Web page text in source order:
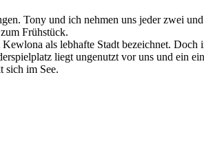
Tony und ich nehmen uns jeder zwei
Frühstück.
als lebhafte Stadt bezeichnet.
liegt ungenutzt vor uns und ein
sich im See.